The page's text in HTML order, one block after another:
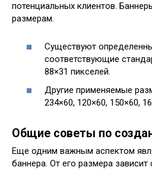
потенциальных клиентов.
размерам.
Существуют
соответствующие
88×31 пикселей.
Другие применяемые
234×60, 120×60, 150×60,
Общие советы по
Еще одним важным аспектом
баннера. От его размера зависит